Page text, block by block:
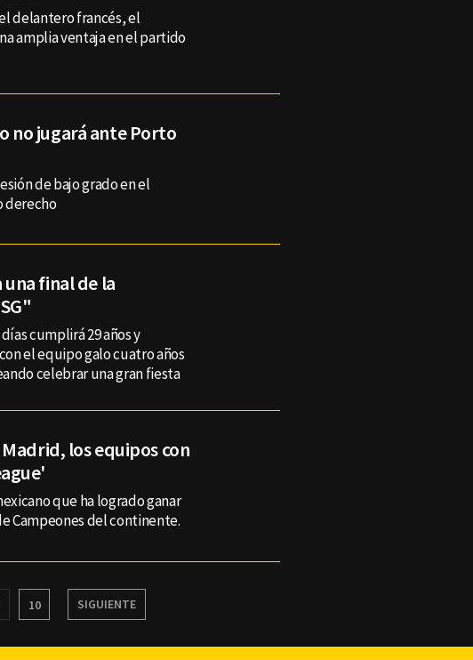
delantero francés, el
amplia ventaja en el partido
no jugará ante Porto
de bajo grado en el
derecho
final de la
cumplirá 29 años y
el equipo galo cuatro años
celebrar una gran fiesta
Madrid, los equipos con
que ha logrado ganar
Campeones del continente.
10 SIGUIENTE